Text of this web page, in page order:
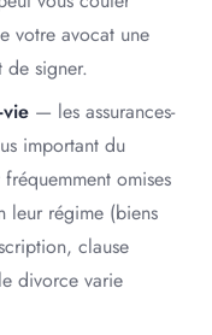
votre avocat une
de signer.
— les assurances-
important du
omises
leur régime (biens
clause
divorce varie